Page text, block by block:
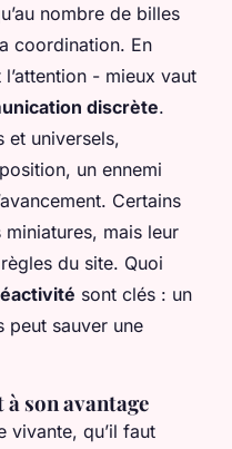
nombre de billes
coordination. En
- mieux vaut
discrète.
et universels,
un ennemi
Certains
mais leur
du site. Quoi
sont clés : un
peut sauver une
son avantage
vivante, qu’il faut